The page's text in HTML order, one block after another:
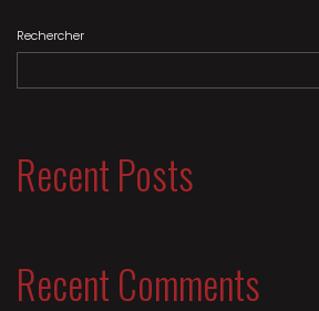
Rechercher
Recent Posts
Recent Comments